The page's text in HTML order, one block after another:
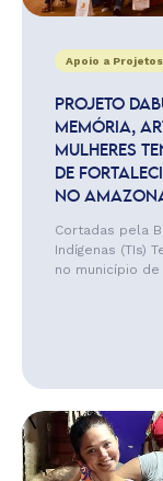
Apoio a Projetos
PROJETO
MEMÓRIA,
MULHERES
DE
NO
Cortadas pela
Indígenas (TIs)
no município de